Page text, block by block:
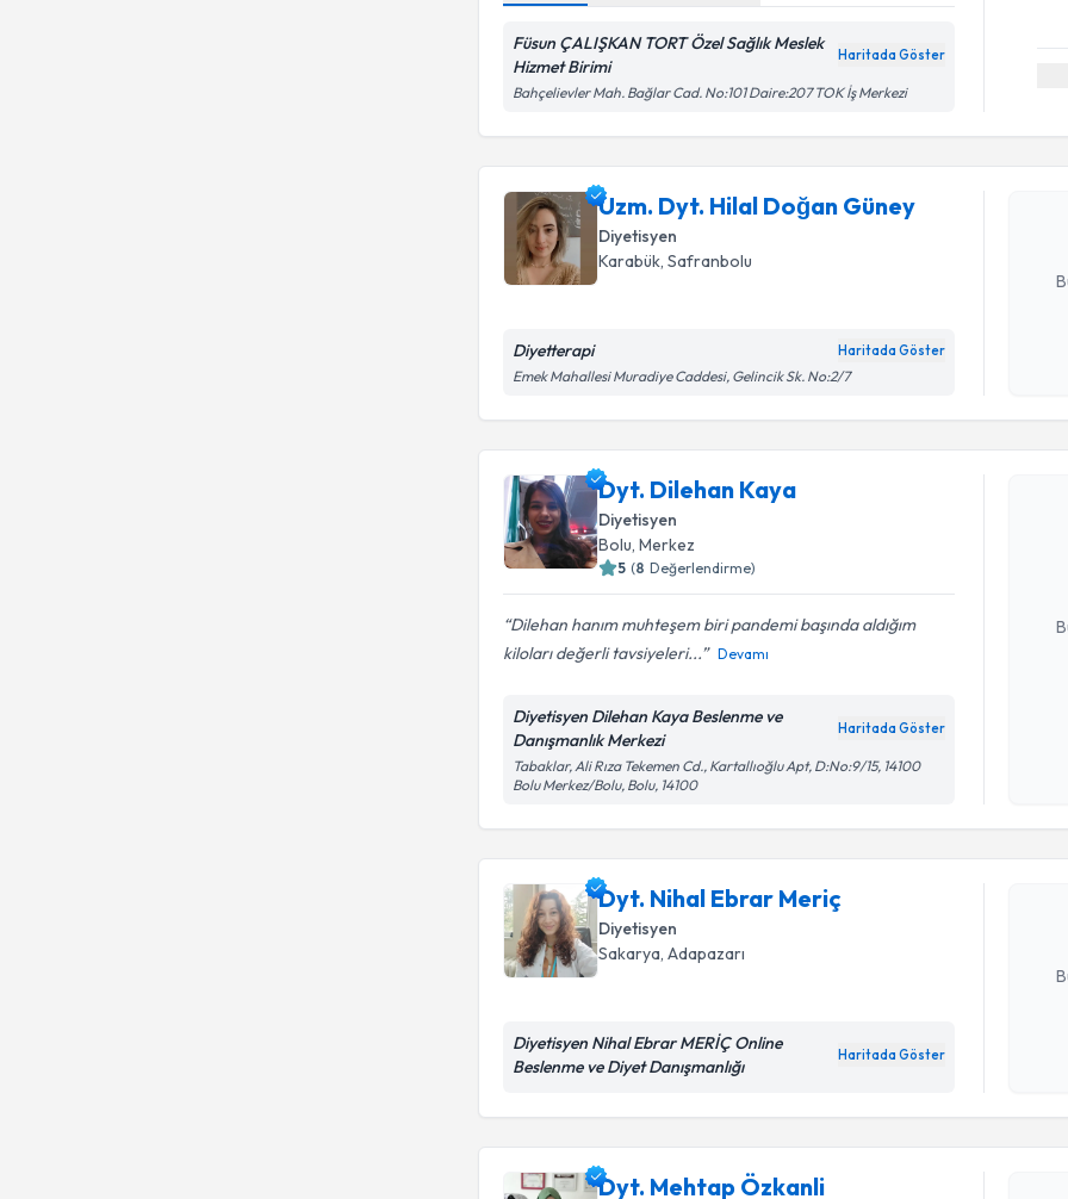
Füsun ÇALIŞKAN TORT Özel Sağlık Meslek
Hizmet Birimi
Haritada Göster
Bahçelievler Mah. Bağlar Cad. No:101 Daire:207 TOK İş Merkezi
Uzm. Dyt. Hilal Doğan Güney
Diyetisyen
Karabük , Safranbolu
Diyetterapi Haritada Göster
Emek Mahallesi Muradiye Caddesi, Gelincik Sk. No:2/7
Dyt. Dilehan Kaya
Diyetisyen
Bolu , Merkez
5 (8 Değerlendirme)
Dilehan hanım muhteşem biri pandemi başında aldığım
kiloları değerli tavsiyeleri...
Devamı
Diyetisyen Dilehan Kaya Beslenme ve
Danışmanlık Merkezi
Haritada Göster
Tabaklar, Ali Rıza Tekemen Cd., Kartallıoğlu Apt, D:No:9/15, 14100
Bolu Merkez/Bolu, Bolu, 14100
Randevu
Dyt. Nihal Ebrar Meriç
Diyetisyen
Sakarya , Adapazarı
Diyetisyen Nihal Ebrar MERİÇ Online
Beslenme ve Diyet Danışmanlığı
Haritada Göster
Dyt. Mehtap Özkanli